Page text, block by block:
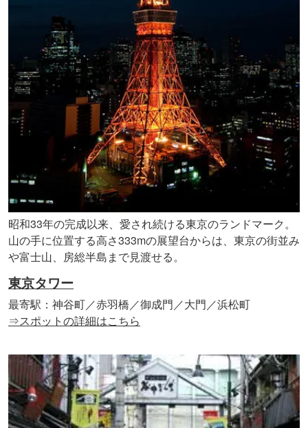
昭和33年の完成以来、愛され続ける東京のランドマーク。
山の手に位置する高さ333mの展望台からは、東京の街並み
や富士山、房総半島まで見渡せる。
東京タワー
最寄駅：神谷町／赤羽橋／御成門／大門／浜松町
⇒スポットの詳細はこちら